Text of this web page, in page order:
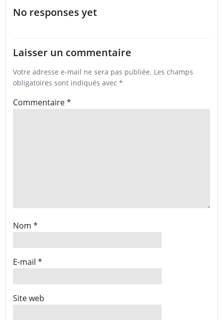
No responses yet
Laisser un commentaire
Votre adresse e-mail ne sera pas publiée. Les champs
obligatoires sont indiqués avec *
Commentaire*
Nom *
E-mail *
Site web